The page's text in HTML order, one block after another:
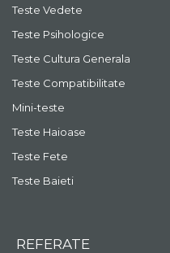
Teste Vedete
Teste Psihologice
Teste Cultura Generala
Teste Compatibilitate
Mini-teste
Teste Haioase
Teste Fete
Teste Baieti
REFERATE